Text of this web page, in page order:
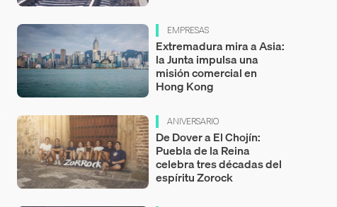
EMPRESAS
Extremadura mira a Asia:
la Junta impulsa una
misión comercial en
Hong Kong
ANIVERSARIO
De Dover a El Chojín:
Puebla de la Reina
celebra tres décadas del
espíritu Zorock